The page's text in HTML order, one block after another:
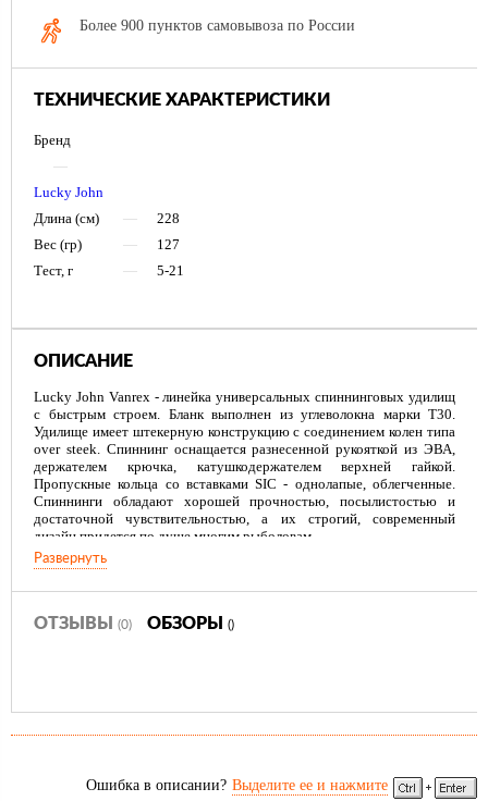
Более 900 пунктов самовывоза по России
ТЕХНИЧЕСКИЕ ХАРАКТЕРИСТИКИ
Бренд
—
Lucky John
Длина (см)
—
228
Вес (гр)
—
127
Тест, г
— 5-21
ОПИСАНИЕ
Lucky John Vanrex - линейка универсальных спиннинговых удилищ
с быстрым строем. Бланк выполнен из углеволокна марки Т30.
Удилище имеет штекерную конструкцию с соединением колен типа
over steek. Спиннинг оснащается разнесенной рукояткой из ЭВА,
держателем крючка, катушкодержателем верхней гайкой.
Пропускные кольца со вставками SIC - однолапые, облегченные.
Спиннинги обладают хорошей прочностью, посылистостью и
достаточной чувствительностью, а их строгий, современный
дизайн придется по душе многим рыболовам.
Развернуть
ОТЗЫВЫ (0) ОБЗОРЫ ()
Ошибка в описании? Выделите ее и нажмите